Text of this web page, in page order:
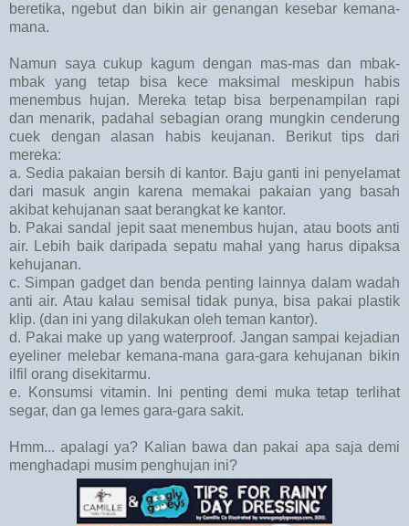
beretika, ngebut dan bikin air genangan kesebar kemana-
mana.
Namun saya cukup kagum dengan mas-mas dan mbak-
mbak yang tetap bisa kece maksimal meskipun habis
menembus hujan. Mereka tetap bisa berpenampilan rapi
dan menarik, padahal sebagian orang mungkin cenderung
cuek dengan alasan habis keujanan. Berikut tips dari
mereka:
a. Sedia pakaian bersih di kantor. Baju ganti ini penyelamat
dari masuk angin karena memakai pakaian yang basah
akibat kehujanan saat berangkat ke kantor.
b. Pakai sandal jepit saat menembus hujan, atau boots anti
air. Lebih baik daripada sepatu mahal yang harus dipaksa
kehujanan.
c. Simpan gadget dan benda penting lainnya dalam wadah
anti air. Atau kalau semisal tidak punya, bisa pakai plastik
klip. (dan ini yang dilakukan oleh teman kantor).
d. Pakai make up yang waterproof. Jangan sampai kejadian
eyeliner melebar kemana-mana gara-gara kehujanan bikin
ilfil orang disekitarmu.
e. Konsumsi vitamin. Ini penting demi muka tetap terlihat
segar, dan ga lemes gara-gara sakit.
Hmm... apalagi ya? Kalian bawa dan pakai apa saja demi
menghadapi musim penghujan ini?